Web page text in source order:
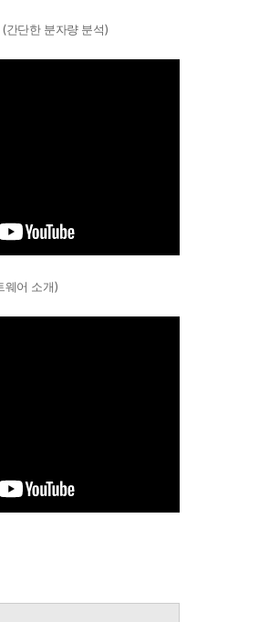
단한 분자량 분석)
웨어 소개)